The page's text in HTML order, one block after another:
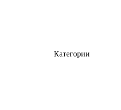
Категории